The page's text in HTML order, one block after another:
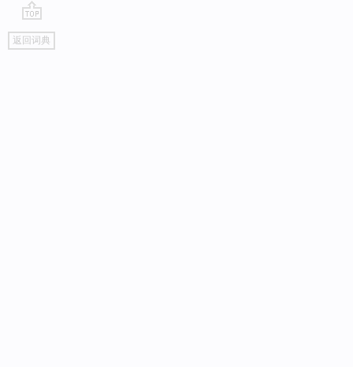
go
top
返回词典